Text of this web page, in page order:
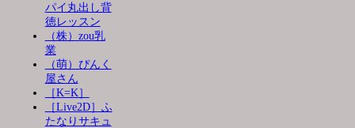
パイ丸出し背
徳レッスン
（株）zou乳
業
（萌）ぴんく
屋さん
［K=K］
［Live2D］ふ
たなりサキュ